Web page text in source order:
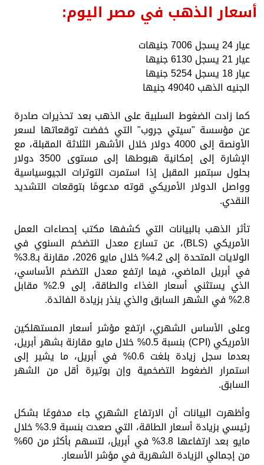
أسعار الذهب في مصر اليوم:
عيار 24 يسجل 7006 جنيهات
عيار 21 يسجل 6130 جنيها
عيار 18 يسجل 5254 جنيها
الجنيه الذهب 49040 جنيها
كما زادت الضغوط السلبية على الذهب بعد تحذيرات صادرة
عن مؤسسة "سيتي جروب" التي خفضت توقعاتها لسعر
الأونصة إلى 4000 دولار خلال الأشهر الثلاثة المقبلة، مع
الإشارة إلى إمكانية هبوطها إلى مستوى 3500 دولار
بحلول سبتمبر المقبل إذا استمرت التوترات الجيوسياسية
وواصل الدولار الأمريكي قوته مدعومًا بتوقعات التشديد
النقدي.
تأثر الذهب بالبيانات التي كشفها مكتب إحصاءات العمل
الأمريكي (BLS)، عن تسارع معدل التضخم السنوي في
الولايات المتحدة إلى 4.2% خلال مايو 2026، مقارنة بـ3.8%
في أبريل الماضي، فيما ارتفع معدل التضخم الأساسي،
الذي يستثني أسعار الغذاء والطاقة، إلى 2.9% مقابل
2.8% في الشهر السابق والذي ينذر بزيادة الفائدة.
وعلى الأساس الشهري، ارتفع مؤشر أسعار المستهلكين
الأمريكي (CPI) بنسبة 0.5% خلال مايو مقارنة بشهر أبريل،
بعدما سجل زيادة بلغت 0.6% في أبريل، ما يشير إلى
استمرار الضغوط التضخمية وإن بوتيرة أقل من الشهر
السابق.
وأظهرت البيانات أن الارتفاع الشهري جاء مدفوعًا بشكل
رئيسي بزيادة أسعار الطاقة، التي صعدت بنسبة 3.9% خلال
مايو بعد ارتفاعها 3.8% في أبريل، لتسهم بأكثر من 60%
من إجمالي الزيادة الشهرية في مؤشر الأسعار.